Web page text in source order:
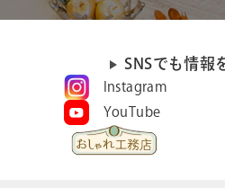
SNSでも情報
Instagram
YouTube